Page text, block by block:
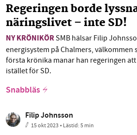
Regeringen borde
näringslivet – inte SD!
NY KRÖNIKÖRSMB hälsar Filip
energisystem på Chalmers, välkommen
första krönika manar han regeringen
istället för SD.
Snabbläs
Filip Johnsson
15 okt 2023• Lästid:5 min